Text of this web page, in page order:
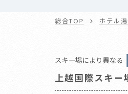
総合TOP ホテル
スキー場により異なる
上越国際スキー